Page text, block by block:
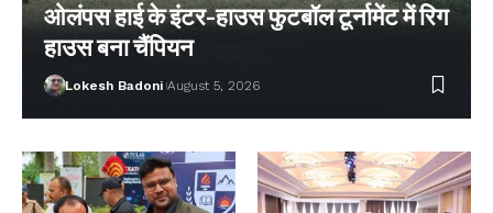
ओलंपस हाई के इंटर-हाउस फुटबॉल टूर्नामेंट में रिग
हाउस बना चैंपियन
Lokesh Badoni August 5, 2026